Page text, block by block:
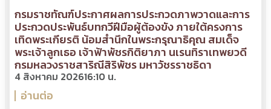
กรมราชทัณฑ์ประกาศผลการประกวดภาพวาดและการ
ประกวดประพันธ์บทกวีฝีมือผู้ต้องขัง ภายใต้ครงการ
เทิดพระเกียรติ น้อมสำนึกในพระกรุณาธิคุณ สมเด็จ
พระเจ้าลูกเธอ เจ้าฟ้าพัชรกิติยาภา นเรนทิราเทพยวดี
กรมหลวงราชสาริณีสิริพัชร มหาวัชรราชธิดา
4 สิงหาคม 202616:10 น.
อ่านต่อ